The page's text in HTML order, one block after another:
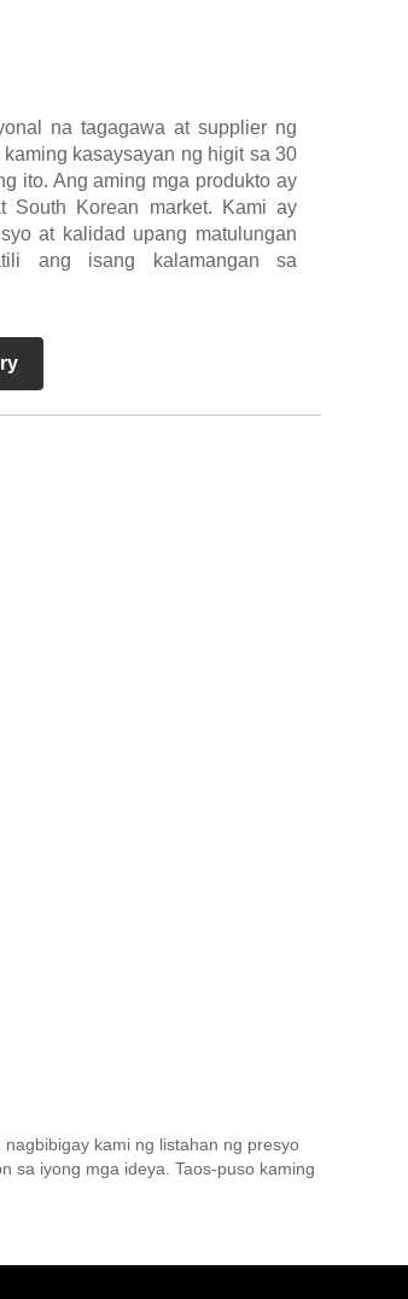
na tagagawa at supplier ng
kasaysayan ng higit sa 30
ito. Ang aming mga produkto ay
South Korean market. Kami ay
at kalidad upang matulungan
ang isang kalamangan sa
kami ng listahan ng presyo
sa iyong mga ideya. Taos-puso kaming